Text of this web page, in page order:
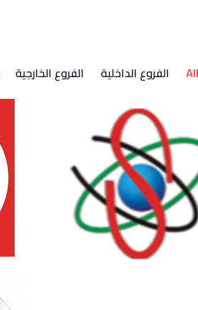
All الفروع الداخلية الفروع الخارجية